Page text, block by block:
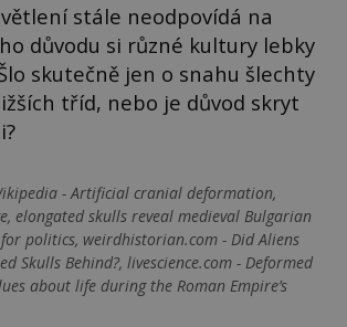
stále neodpovídá na
důvodu si různé kultury lebky
skutečně jen o snahu šlechty
tříd, nebo je důvod skryt
- Artificial cranial deformation,
elongated skulls reveal medieval Bulgarian
politics, weirdhistorian.com - Did Aliens
Skulls Behind?, livescience.com - Deformed
about life during the Roman Empire’s